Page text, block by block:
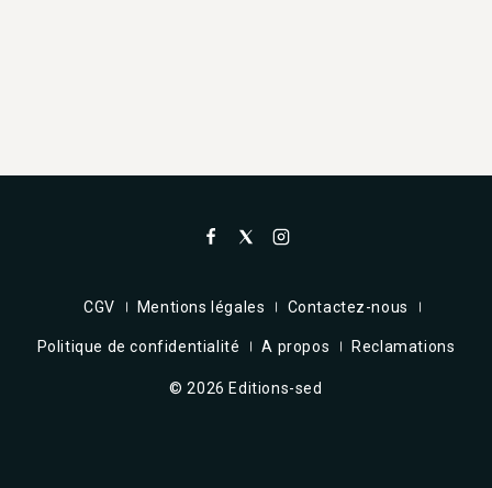
CGV Mentions légales Contactez-nous
Politique de confidentialité A propos Reclamations
© 2026 Editions-sed